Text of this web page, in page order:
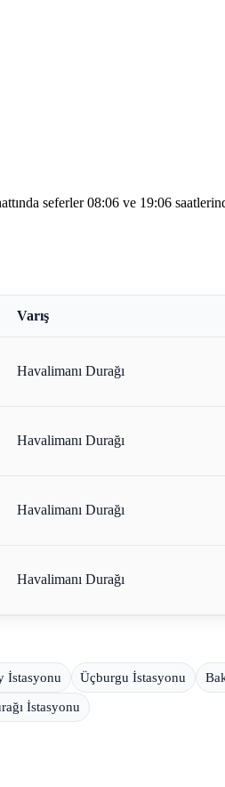
seferler 08:06 ve 19:06
Varış
Havalimanı Durağı
Havalimanı Durağı
Havalimanı Durağı
Havalimanı Durağı
İstasyonu Üçburgu İstasyonu
İstasyonu